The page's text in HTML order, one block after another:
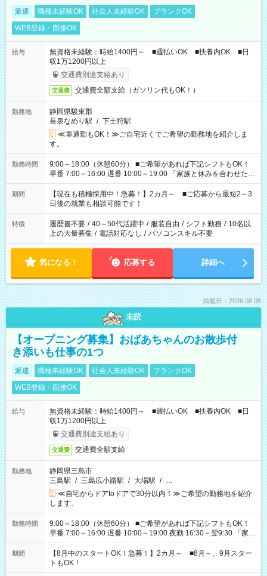
派遣 職種未経験OK 社会人未経験OK
ブランクOK
WEB登録・面接OK
給与
無資格未経験：時給1400円～ ■週払いOK ■扶養内OK ■日
収1万1200円以上
交通費別途支給あり
交通費 交通費全額支給（ガソリン代もOK！）
勤務地
静岡県駿東郡
長泉なめり駅 / 下土狩駅
≪車通勤もOK！≫ご自宅近くでご希望の勤務地を紹介しま
す。
勤務時間
9:00～18:00（休憩60分） ■ご希望があれば下記シフトもOK！
早番 7:00～16:00 遅番 10:00～19:00 「家族と休みを合わせた
い」 「余裕を持って夕飯の準備がしたい」 「できれば残業はし
たくない」 など、ご希望を教えてくださいね。 ※Wワーク希望
の方へ 今ご覧のお仕事で希望する勤務時間と、もう1つのお仕事
の勤務時間。 合計で週40時間を超える場合は応募できません。
期間
【現在も積極採用中！急募！】2カ月～ ■ご応募から最短2～3
日後の就業も相談可能です！
特徴 履歴書不要 / 40～50代活躍中 / 服装自由 / シフト勤務 / 10名以
上の大量募集 / 電話対応なし / パソコンスキル不要
気になる！ 応募する 詳細へ
掲載日：2026.08.05
未読
【オープニング募集】おばあちゃんのお散歩付
き添いも仕事の1つ
派遣 職種未経験OK 社会人未経験OK
ブランクOK
WEB登録・面接OK
給与
無資格未経験：時給1400円～ ■週払いOK ■扶養内OK ■日
収1万1200円以上
交通費別途支給あり
交通費 交通費全額支給
勤務地
静岡県三島市
三島駅 / 三島広小路駅 / 大場駅 / …
≪自宅からドアtoドアで30分以内！≫ご希望の勤務地を紹介
します。
勤務時間
9:00～18:00（休憩60分） ■ご希望があれば下記シフトもOK！
早番 7:00～16:00 遅番 10:00～19:00 夜勤 16:30～翌9:30 「家族
と休みを合わせたい」 「余裕を持って夕飯の準備がしたい」
「できれば残業はしたくない」 など、ご希望を教えてください
ね。 ※Wワーク希望の方へ 今ご覧のお仕事で希望する勤務時間
と、もう1つのお仕事の勤務時間。 合計で週40時間を超える場
期間
【8月中のスタートOK！急募！】2カ月～ ■8月～、9月スター
トもOK！